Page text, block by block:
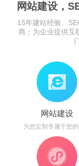
网站建设，
15年建站经验、
商；为企业提供互
网站建设
为您定制专属于您